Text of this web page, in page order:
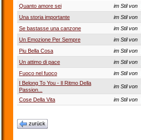
Quanto amore sei
im Stil von
Una storia importante
im Stil von
Se bastasse una canzone
im Stil von
Un Emozione Per Sempre
im Stil von
Piu Bella Cosa
im Stil von
Un attimo di pace
im Stil von
Fuoco nel fuoco
im Stil von
I Belong To You - Il Ritmo Della
Passion...
im Stil von
Cose Della Vita im Stil von
zurück